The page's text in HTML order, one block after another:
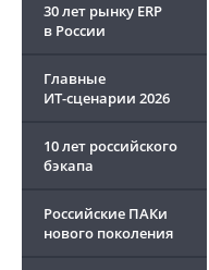
30 лет рынку ERP
в России
Главные
ИТ-сценарии 2026
10 лет российского
бэкапа
Российские ПАКи
нового поколения